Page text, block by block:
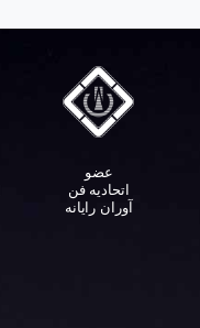
عضو
اتحادیه فن
آوران رایانه